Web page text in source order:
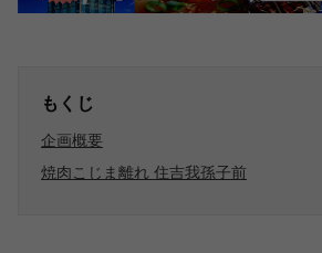
もくじ
企画概要
焼肉こじま離れ 住吉我孫子前